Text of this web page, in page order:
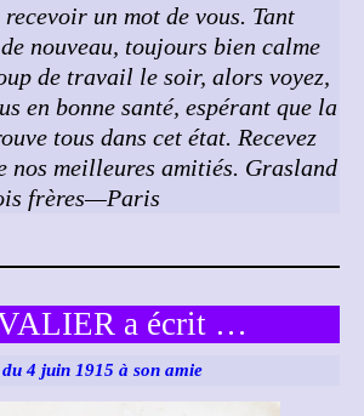
un mot de vous. Tant
nouveau, toujours bien calme
de travail le soir, alors voyez,
en bonne santé, espérant que la
tous dans cet état. Recevez
nos meilleures amitiés. Grasland
frères—Paris
a écrit …
4 juin 1915 à son amie